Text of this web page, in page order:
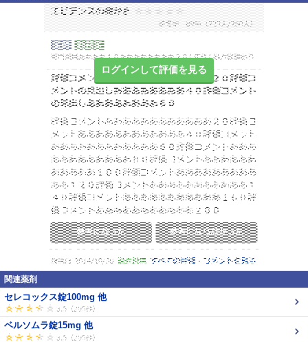
ログインして評価を見る
関連薬剤
セレコックス錠100mg 他
ベルソムラ錠15mg 他